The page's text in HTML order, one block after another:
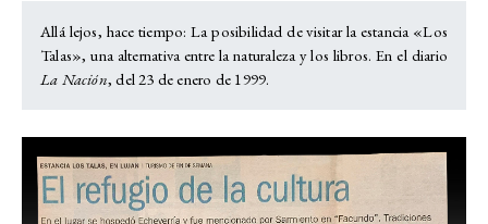
Allá lejos, hace tiempo: La posibilidad de visitar la estancia «Los
Talas», una alternativa entre la naturaleza y los libros. En el diario
La Nación, del 23 de enero de 1999.